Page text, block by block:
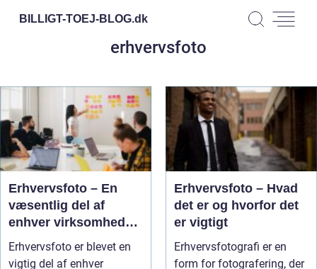
BILLIGT-TOEJ-BLOG.dk
erhvervsfoto
Erhvervsfoto – En
væsentlig del af
enhver virksomheds
profilering
Erhvervsfoto er blevet en
vigtig del af enhver
Erhvervsfoto – Hvad
det er og hvorfor det
er vigtigt
Erhvervsfotografi er en
form for fotografering, der